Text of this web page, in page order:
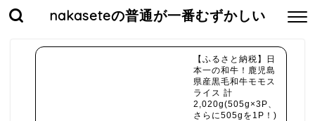
nakaseteの普通が一番むずかしい
【ふるさと納税】日
本一の和牛！鹿児島
県産黒毛和牛モモス
ライス 計
2,020g(505g×3P、
さらに505gを1P！)